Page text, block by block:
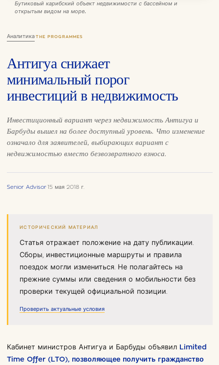
Аналитика·THE PROGRAMMES
Антигуа снижает
минимальный порог
инвестиций в недвижимость
Инвестиционный вариант через недвижимость Антигуа и
Барбуды вышел на более доступный уровень. Что изменение
означало для заявителей, выбирающих вариант с
недвижимостью вместо безвозвратного взноса.
Senior Advisor·15 мая 2018 г.
Бутиковый карибский объект недвижимости с бассейном и
открытым видом на море.
ИСТОРИЧЕСКИЙ МАТЕРИАЛ
Статья отражает положение на дату публикации.
Сборы, инвестиционные маршруты и правила
поездок могли измениться. Не полагайтесь на
прежние суммы или сведения о мобильности без
проверки текущей официальной позиции.
Проверить актуальные условия
Кабинет министров Антигуа и Барбуды объявил Limited
Time Offer (LTO), позволяющее получить гражданство